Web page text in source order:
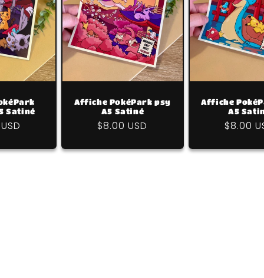
Satiné
Affiche PokéPark psy
A5 Satiné
Prix
$8.00 USD
Affiche
A5
Prix
$8.00